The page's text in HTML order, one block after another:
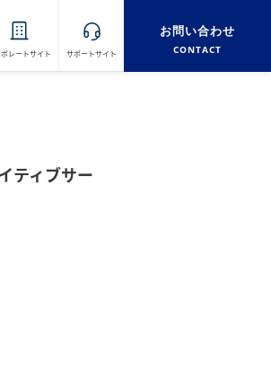
レートサイト サポートサイト
お問い合わせ
CONTACT
ティブサー